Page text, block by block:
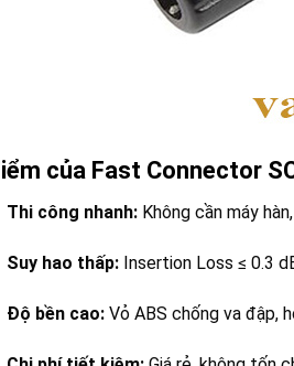
của Fast Connector
Thi công nhanh:Không cần máy
Suy hao thấp:Insertion Loss ≤ 0.3
Độ bền cao:Vỏ ABS chống va đập,